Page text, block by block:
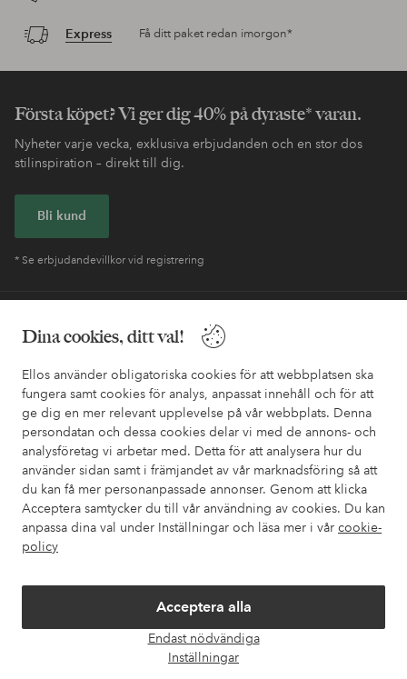
Dina cookies, ditt val!
Ellos använder obligatoriska cookies för att webbplatsen ska
fungera samt cookies för analys, anpassat innehåll och för att
ge dig en mer relevant upplevelse på vår webbplats. Denna
persondatan och dessa cookies delar vi med de annons- och
analysföretag vi arbetar med. Detta för att analysera hur du
använder sidan samt i främjandet av vår marknadsföring så att
du kan få mer personanpassade annonser. Genom att klicka
Acceptera samtycker du till vår användning av cookies. Du kan
anpassa dina val under Inställningar och läsa mer i vår cookie-
policy
Acceptera alla
Endast nödvändiga
Inställningar
Express Få ditt paket redan imorgon*
Första köpet? Vi ger dig 40% på dyraste* varan.
Nyheter varje vecka, exklusiva erbjudanden och en stor dos
stilinspiration – direkt till dig.
Bli kund
* Se erbjudandevillkor vid registrering
också information om hur du enklast kontaktar oss.
Kundservice Beställning Betalsätt
Mina sidor
Om Ellos